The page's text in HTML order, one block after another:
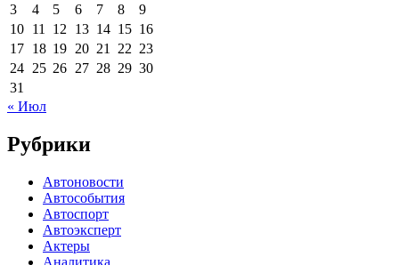
3
4 5 6 7 8
9
10 11 12 13 14 15 16
17 18 19 20 21 22 23
24 25 26 27 28 29 30
31
« Июл
Рубрики
Автоновости
Автособытия
Автоспорт
Автоэксперт
Актеры
Аналитика